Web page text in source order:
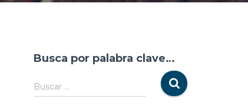
Busca por palabra clave…
Buscar …